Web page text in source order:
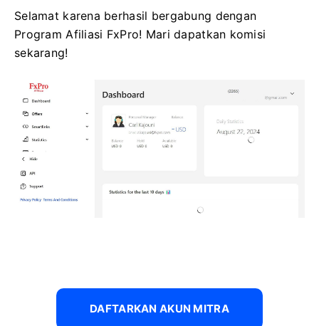
Selamat karena berhasil bergabung dengan
Program Afiliasi FxPro! Mari dapatkan komisi
sekarang!
DAFTARKAN AKUN MITRA